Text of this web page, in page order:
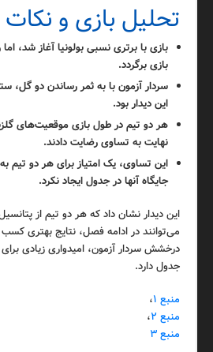
تحلیل بازی و
بازی با برتری نسبی بولونیا آغاز شد،
بازی برگردد.
سردار آزمون با به ثمر رساندن دو گل،
این دیدار بود.
هر دو تیم در طول بازی موقعیت‌های
نهایت به تساوی رضایت دادند.
این تساوی، یک امتیاز برای هر دو تیم
جایگاه آنها در جدول ایجاد نکرد.
این دیدار نشان داد که هر دو تیم از پتانسیل
می‌توانند در ادامه فصل، نتایج بهتری
درخشش سردار آزمون، امیدواری زیادی
جدول دارد.
منبع ۱ ،
منبع ۲
،
منبع ۳